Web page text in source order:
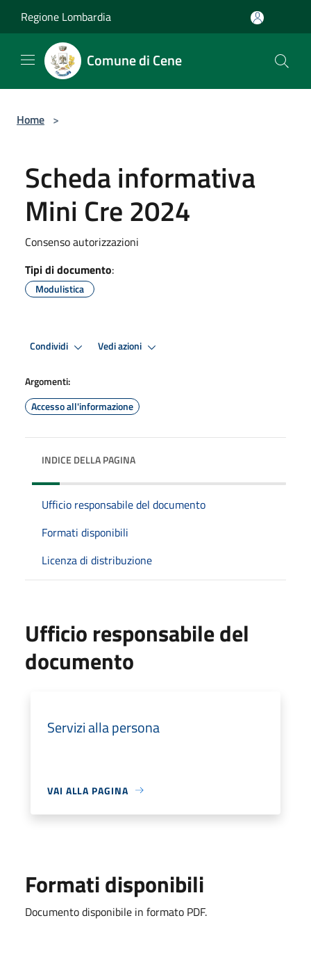
Regione Lombardia
Comune di Cene
Home >
Scheda informativa
Mini Cre 2024
Consenso autorizzazioni
Tipi di documento:
Modulistica
Condividi Vedi azioni
Argomenti:
Accesso all'informazione
INDICE DELLA PAGINA
Ufficio responsabile del documento
Formati disponibili
Licenza di distribuzione
Ufficio responsabile del
documento
Servizi alla persona
VAI ALLA PAGINA
Formati disponibili
Documento disponibile in formato PDF.